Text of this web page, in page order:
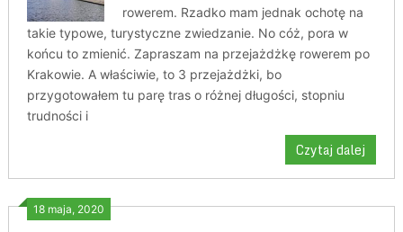
rowerem. Rzadko mam jednak ochotę na
takie typowe, turystyczne zwiedzanie. No cóż, pora w
końcu to zmienić. Zapraszam na przejażdżkę rowerem po
Krakowie. A właściwie, to 3 przejażdżki, bo
przygotowałem tu parę tras o różnej długości, stopniu
trudności i
Czytaj dalej
18 maja, 2020